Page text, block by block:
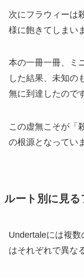
次にフラウィーは
様に飽きてしまい
本の一冊一冊、ミ
した結果、未知の
無に到達したので
この虚無こそが「
の根源となってい
ルート別に見
Undertaleには複
はそれぞれで異な